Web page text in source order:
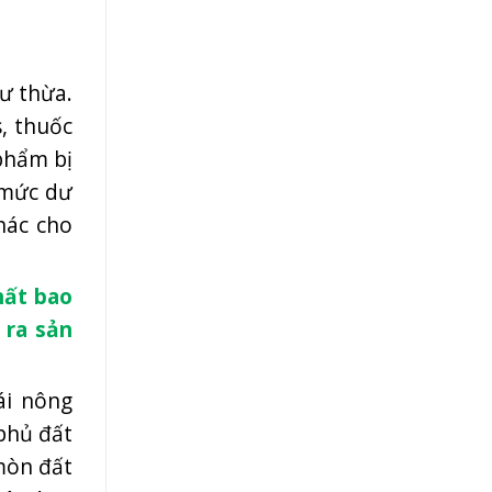
thừa.
thuốc
bị
dư
cho
bao
sản
nông
đất
đất